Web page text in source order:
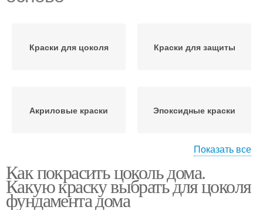
Краски для цоколя Краски для защиты
Акриловые краски Эпоксидные краски
Резиновая краска
Показать все
Как покрасить цоколь дома.
Какую краску выбрать для цоколя
фундамента дома